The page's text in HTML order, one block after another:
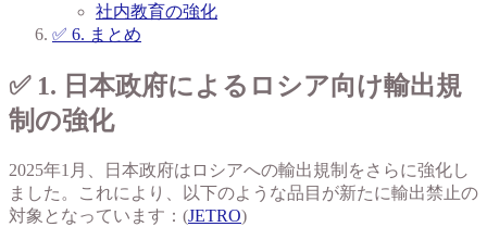
社内教育の強化
✅ 6. まとめ
✅ 1. 日本政府によるロシア向け輸出規
制の強化
2025年1月、日本政府はロシアへの輸出規制をさらに強化し
ました。これにより、以下のような品目が新たに輸出禁止の
対象となっています：(JETRO)